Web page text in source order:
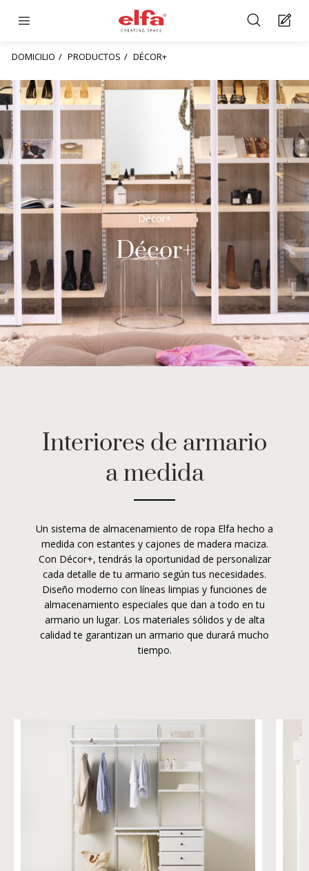
DOMICILIO PRODUCTOS DÉCOR+
Décor+
Décor+
Interiores de armario
a medida
Un sistema de almacenamiento de ropa Elfa hecho a
medida con estantes y cajones de madera maciza.
Con Décor+, tendrás la oportunidad de personalizar
cada detalle de tu armario según tus necesidades.
Diseño moderno con líneas limpias y funciones de
almacenamiento especiales que dan a todo en tu
armario un lugar. Los materiales sólidos y de alta
calidad te garantizan un armario que durará mucho
tiempo.